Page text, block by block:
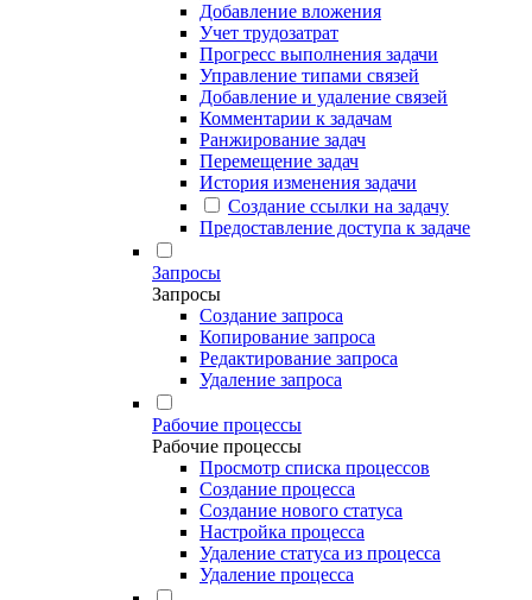
Добавление вложения
Учет трудозатрат
Прогресс выполнения задачи
Управление типами связей
Добавление и удаление связей
Комментарии к задачам
Ранжирование задач
Перемещение задач
История изменения задачи
Создание ссылки на задачу
Предоставление доступа к задаче
Запросы
Запросы
Создание запроса
Копирование запроса
Редактирование запроса
Удаление запроса
Рабочие процессы
Рабочие процессы
Просмотр списка процессов
Создание процесса
Создание нового статуса
Настройка процесса
Удаление статуса из процесса
Удаление процесса